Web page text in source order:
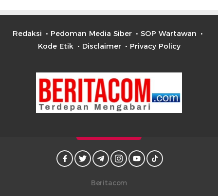
Redaksi Pedoman Media Siber
SOP Wartawan
Kode Etik
Disclaimer Privacy Policy
Beritacom